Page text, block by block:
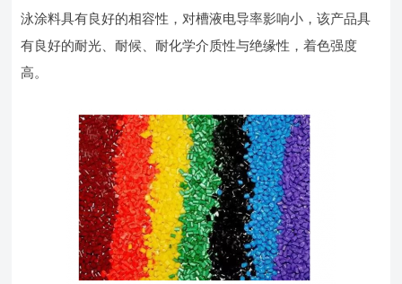
泳涂料具有良好的相容性，对槽液电导率影响小，该产品具
有良好的耐光、耐候、耐化学介质性与绝缘性，着色强度
高。